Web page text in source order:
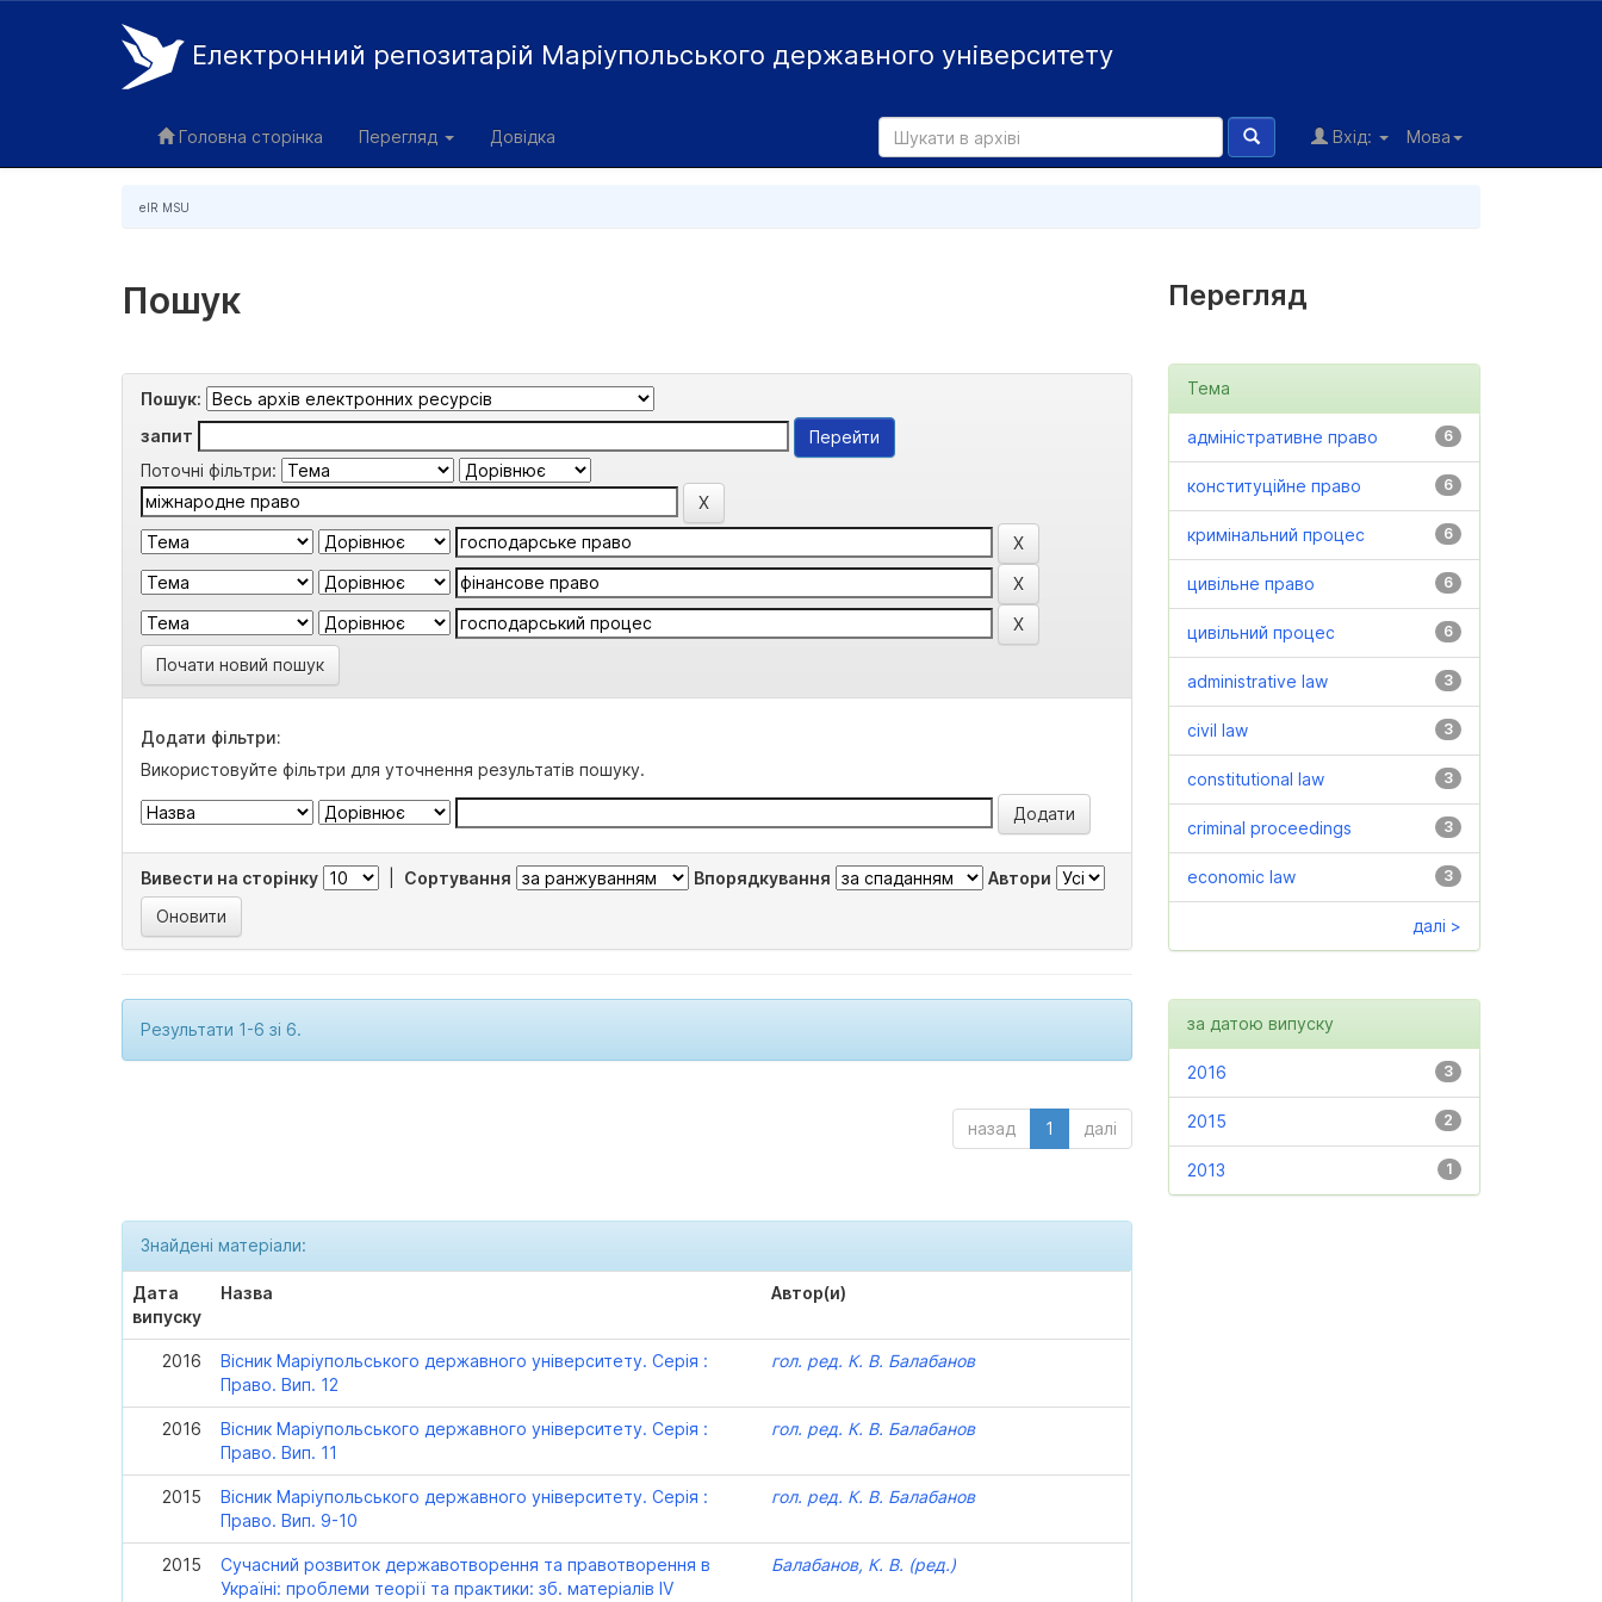
Електронний репозитарій Маріупольського державного університету
Головна сторінка Перегляд Довідка Мова
Вхід:
eIR MSU
Пошук
Пошук:
запит
Поточні фільтри:
Почати новий пошук
Додати фільтри:
Використовуйте фільтри для уточнення результатів пошуку.
Вивести на сторінку Сортування Впорядкування Автори
Результати 1-6 зі 6.
назад 1 далі
Знайдені матеріали:
Дата
випуску
Назва Автор(и)
2016
Вісник Маріупольського державного університету. Серія :
Право. Вип. 12
гол. ред. К. В. Балабанов
2016
Вісник Маріупольського державного університету. Серія :
Право. Вип. 11
гол. ред. К. В. Балабанов
2015
Вісник Маріупольського державного університету. Серія :
Право. Вип. 9-10
гол. ред. К. В. Балабанов
2015
Сучасний розвиток державотворення та правотворення в
Україні: проблеми теорії та практики: зб. матеріалів ІV
Балабанов, К. В. (ред.)
Перегляд
Тема
6
адміністративне право
6
конституційне право
6
кримінальний процес
6
цивільне право
6
цивільний процес
3
administrative law
3
civil law
3
constitutional law
3
criminal proceedings
3
economic law
далі >
за датою випуску
3
2016
2
2015
1
2013